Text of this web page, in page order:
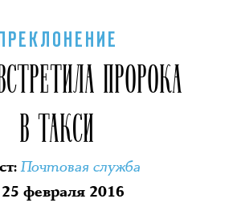
ПРЕКЛОНЕНИЕ
ПРОРОКА
В ТАКСИ
:Почтовая служба
февраля 2016